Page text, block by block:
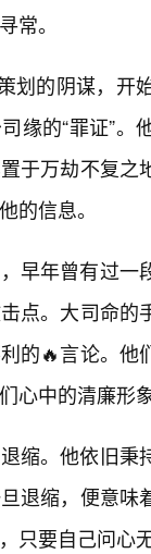
常。
划的阴谋，
缘的“罪证”
于万劫不复
的信息。
早年曾有过
点。大司命
的🔥言论。
心中的清廉形
缩。他依旧
退缩，便意
只要自己问心